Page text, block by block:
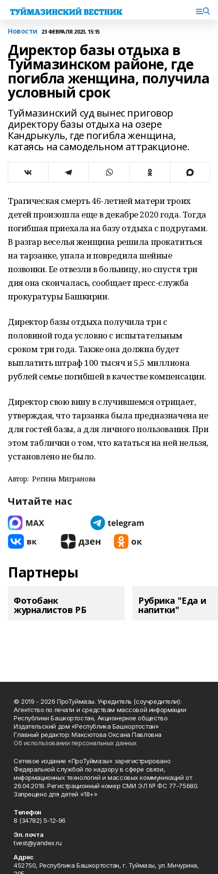
Новости 23 ФЕВРАЛЯ 2023, 15:15
Директор базы отдыха в
Туймазинском районе, где
погибла женщина, получила
условный срок
Туймазинский суд вынес приговор
директору базы отдыха на озере
Кандрыкуль, где погибла женщина,
катаясь на самодельном аттракционе.
Трагическая смерть 46-летней матери троих
детей произошла еще в декабре 2020 года. Тогда
погибшая приехала на базу отдыха с подругами.
В разгар веселья женщина решила прокатиться
на тарзанке, упала и повредила шейные
позвонки. Ее отвезли в больницу, но спустя три
дня она скончалась, сообщает пресс-служба
прокуратуры Башкирии.
Директор базы отдыха получила три с
половиной года условно с испытательным
сроком три года. Также она должна будет
выплатить штраф 100 тысяч и 5,5 миллиона
рублей семье погибшей в качестве компенсации.
Директор свою вину в случившемся отрицает,
утверждая, что тарзанка была предназначена не
для гостей базы, а для личного пользования. При
этом таблички о том, что кататься на ней нельзя,
установлено не было.
Автор: Регина Мигранова
Читайте нас
Партнеры
Фотобанк
журналистов РБ
Рубрика "Еда и
напитки"
© 2019 - 2026 ПроТуймазы. Учредитель (соучредители):
Агентство по печати и средствам массовой информации
Республики Башкортостан, Акционерное общество
Издательский дом «Республика Башкортостан»
Главный редактор: Максютова Оксана Павловна
Об использовании персональных данных
Сетевое издание «ПроТуймазы» зарегистрировано
Федеральной службой по надзору в сфере связи,
информационных технологий и массовых коммуникаций от
26.04.2019. Регистрационный номер СМИ ЭЛ № ФС 77-75680.
Запрещено для детей «18+»
Телефон
8 (34782) 5-12-96
Эл. почта
tvest@yandex.ru
Адрес
452750, Республика Башкортостан, г. Туймазы, ул. Мичурина,